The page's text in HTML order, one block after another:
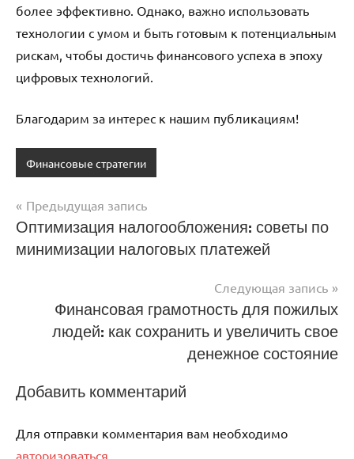
более эффективно. Однако, важно использовать
технологии с умом и быть готовым к потенциальным
рискам, чтобы достичь финансового успеха в эпоху
цифровых технологий.
Благодарим за интерес к нашим публикациям!
Финансовые стратегии
Навигация
по
Предыдущая запись
Оптимизация налогообложения: советы по
минимизации налоговых платежей
Следующая запись
Финансовая грамотность для пожилых
людей: как сохранить и увеличить свое
денежное состояние
Добавить комментарий
Для отправки комментария вам необходимо
авторизоваться